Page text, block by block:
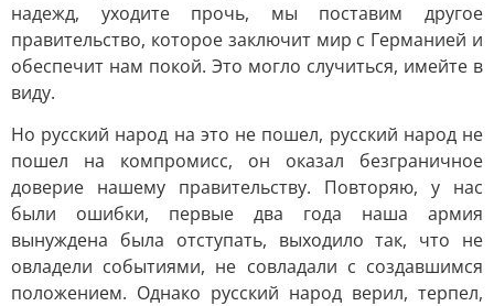
надежд, уходите прочь, мы поставим другое
правительство, которое заключит мир с Германией и
обеспечит нам покой. Это могло случиться, имейте в
виду.
Но русский народ на это не пошел, русский народ не
пошел на компромисс, он оказал безграничное
доверие нашему правительству. Повторяю, у нас
были ошибки, первые два года наша армия
вынуждена была отступать, выходило так, что не
овладели событиями, не совладали с создавшимся
положением. Однако русский народ верил, терпел,